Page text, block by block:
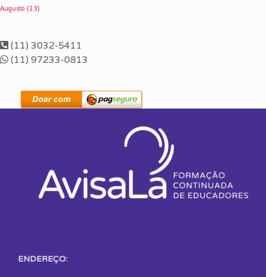
Augusto (13)
(11) 3032-5411
(11) 97233-0813
ENDEREÇO: